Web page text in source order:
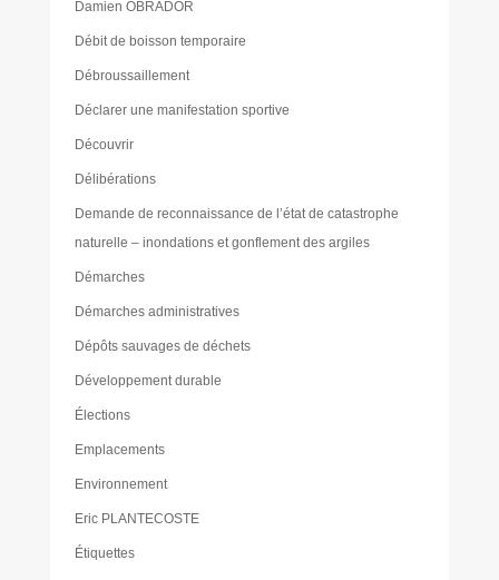
Damien OBRADOR
Débit de boisson temporaire
Débroussaillement
Déclarer une manifestation sportive
Découvrir
Délibérations
Demande de reconnaissance de l’état de catastrophe
naturelle – inondations et gonflement des argiles
Démarches
Démarches administratives
Dépôts sauvages de déchets
Développement durable
Élections
Emplacements
Environnement
Eric PLANTECOSTE
Étiquettes